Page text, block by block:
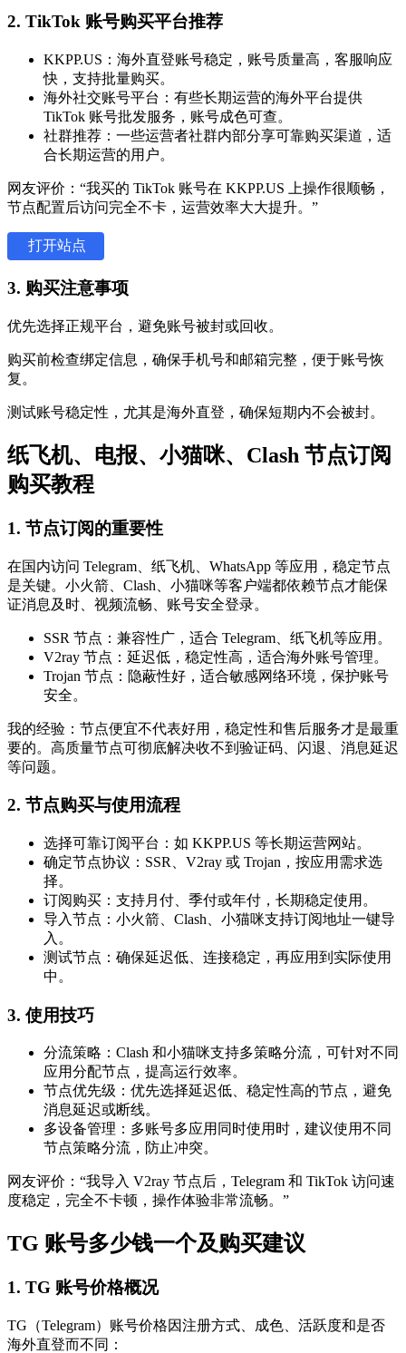
2. TikTok 账号购买平台推荐
KKPP.US：海外直登账号稳定，账号质量高，客服响应
快，支持批量购买。
海外社交账号平台：有些长期运营的海外平台提供
TikTok 账号批发服务，账号成色可查。
社群推荐：一些运营者社群内部分享可靠购买渠道，适
合长期运营的用户。
网友评价：“我买的 TikTok 账号在 KKPP.US 上操作很顺畅，
节点配置后访问完全不卡，运营效率大大提升。”
打开站点
3. 购买注意事项
优先选择正规平台，避免账号被封或回收。
购买前检查绑定信息，确保手机号和邮箱完整，便于账号恢
复。
测试账号稳定性，尤其是海外直登，确保短期内不会被封。
纸飞机、电报、小猫咪、Clash 节点订阅
购买教程
1. 节点订阅的重要性
在国内访问 Telegram、纸飞机、WhatsApp 等应用，稳定节点
是关键。小火箭、Clash、小猫咪等客户端都依赖节点才能保
证消息及时、视频流畅、账号安全登录。
SSR 节点：兼容性广，适合 Telegram、纸飞机等应用。
V2ray 节点：延迟低，稳定性高，适合海外账号管理。
Trojan 节点：隐蔽性好，适合敏感网络环境，保护账号
安全。
我的经验：节点便宜不代表好用，稳定性和售后服务才是最重
要的。高质量节点可彻底解决收不到验证码、闪退、消息延迟
等问题。
2. 节点购买与使用流程
选择可靠订阅平台：如 KKPP.US 等长期运营网站。
确定节点协议：SSR、V2ray 或 Trojan，按应用需求选
择。
订阅购买：支持月付、季付或年付，长期稳定使用。
导入节点：小火箭、Clash、小猫咪支持订阅地址一键导
入。
测试节点：确保延迟低、连接稳定，再应用到实际使用
中。
3. 使用技巧
分流策略：Clash 和小猫咪支持多策略分流，可针对不同
应用分配节点，提高运行效率。
节点优先级：优先选择延迟低、稳定性高的节点，避免
消息延迟或断线。
多设备管理：多账号多应用同时使用时，建议使用不同
节点策略分流，防止冲突。
网友评价：“我导入 V2ray 节点后，Telegram 和 TikTok 访问速
度稳定，完全不卡顿，操作体验非常流畅。”
TG 账号多少钱一个及购买建议
1. TG 账号价格概况
TG（Telegram）账号价格因注册方式、成色、活跃度和是否
海外直登而不同：